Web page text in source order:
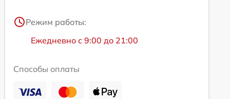
Режим работы:
Ежедневно с 9:00 до 21:00
Способы оплаты